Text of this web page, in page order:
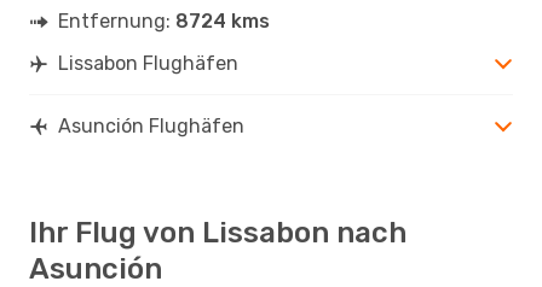
Entfernung: 8724 kms
Lissabon Flughäfen
Asunción Flughäfen
Ihr Flug von Lissabon nach
Asunción